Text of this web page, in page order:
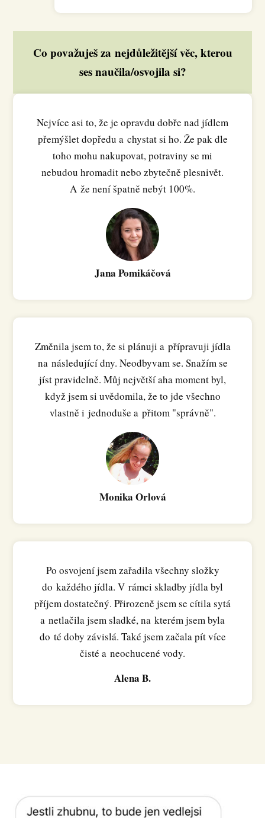
Co považuješ za nejdůležitější věc, kterou
ses naučila/osvojila si?
Nejvíce asi to, že je opravdu dobře nad jídlem
přemýšlet dopředu a chystat si ho. Že pak dle
toho mohu nakupovat, potraviny se mi
nebudou hromadit nebo zbytečně plesnivět.
A že není špatně nebýt 100%.
Jana Pomikáčová
Změnila jsem to, že si plánuji a přípravuji jídla
na následující dny. Neodbyvam se. Snažím se
jíst pravidelně. Můj největší aha moment byl,
když jsem si uvědomila, že to jde všechno
vlastně i jednoduše a přitom "správně".
Monika Orlová
Po osvojení jsem zařadila všechny složky
do každého jídla. V rámci skladby jídla byl
příjem dostatečný. Přirozeně jsem se cítila sytá
a netlačila jsem sladké, na kterém jsem byla
do té doby závislá. Také jsem začala pít více
čisté a neochucené vody.
Alena B.